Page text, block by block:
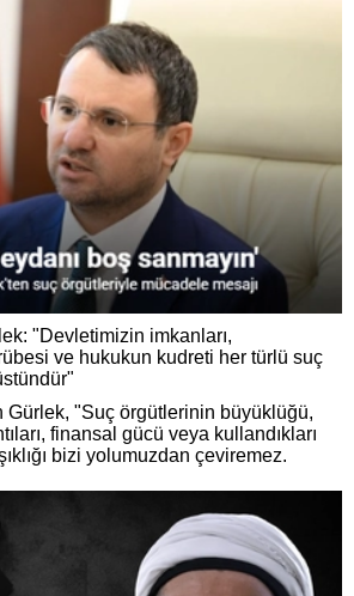
"Devletimizin imkanları,
ve hukukun kudreti her türlü suç
Gürlek, "Suç örgütlerinin büyüklüğü,
finansal gücü veya kullandıkları
bizi yolumuzdan çeviremez.